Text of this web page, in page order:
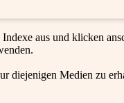
aus und klicken
diejenigen Medien zu